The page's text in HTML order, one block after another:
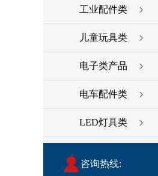
工业配件类
儿童玩具类
电子类产品
电车配件类
LED灯具类
咨询热线: